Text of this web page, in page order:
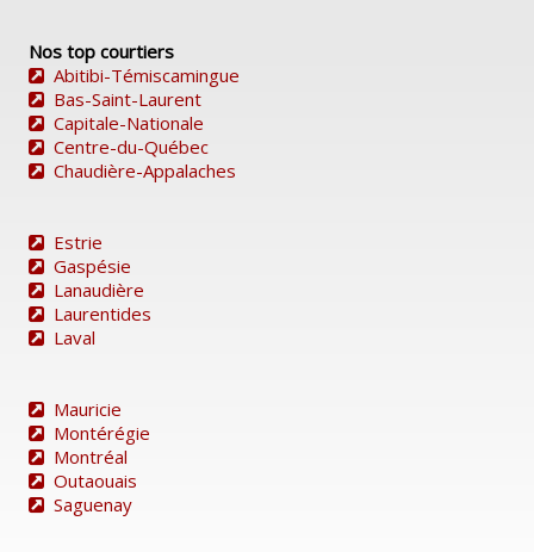
Nos top courtiers
Abitibi-Témiscamingue
Bas-Saint-Laurent
Capitale-Nationale
Centre-du-Québec
Chaudière-Appalaches
Estrie
Gaspésie
Lanaudière
Laurentides
Laval
Mauricie
Montérégie
Montréal
Outaouais
Saguenay